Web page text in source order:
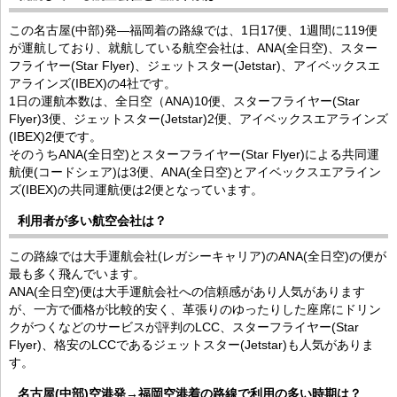
この名古屋(中部)発―福岡着の路線では、1日17便、1週間に119便
が運航しており、就航している航空会社は、ANA(全日空)、スター
フライヤー(Star Flyer)、ジェットスター(Jetstar)、アイベックスエ
アラインズ(IBEX)の4社です。
1日の運航本数は、全日空（ANA)10便、スターフライヤー(Star
Flyer)3便、ジェットスター(Jetstar)2便、アイベックスエアラインズ
(IBEX)2便です。
そのうちANA(全日空)とスターフライヤー(Star Flyer)による共同運
航便(コードシェア)は3便、ANA(全日空)とアイベックスエアライン
ズ(IBEX)の共同運航便は2便となっています。
利用者が多い航空会社は？
この路線では大手運航会社(レガシーキャリア)のANA(全日空)の便が
最も多く飛んでいます。
ANA(全日空)便は大手運航会社への信頼感があり人気があります
が、一方で価格が比較的安く、革張りのゆったりした座席にドリン
クがつくなどのサービスが評判のLCC、スターフライヤー(Star
Flyer)、格安のLCCであるジェットスター(Jetstar)も人気がありま
す。
名古屋(中部)空港発→福岡空港着の路線で利用の多い時期は？